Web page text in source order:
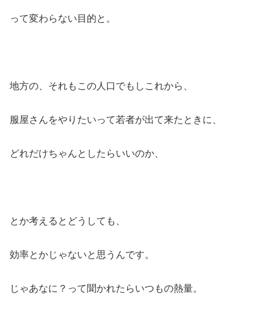
って変わらない目的と。
地方の、それもこの人口でもしこれから、
服屋さんをやりたいって若者が出て来たときに、
どれだけちゃんとしたらいいのか、
とか考えるとどうしても、
効率とかじゃないと思うんです。
じゃあなに？って聞かれたらいつもの熱量。